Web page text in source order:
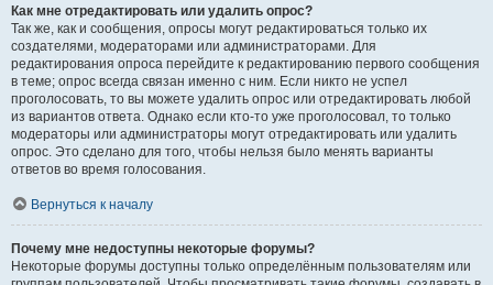
Как мне отредактировать или удалить опрос?
Так же, как и сообщения, опросы могут редактироваться только их
создателями, модераторами или администраторами. Для
редактирования опроса перейдите к редактированию первого сообщения
в теме; опрос всегда связан именно с ним. Если никто не успел
проголосовать, то вы можете удалить опрос или отредактировать любой
из вариантов ответа. Однако если кто-то уже проголосовал, то только
модераторы или администраторы могут отредактировать или удалить
опрос. Это сделано для того, чтобы нельзя было менять варианты
ответов во время голосования.
Вернуться к началу
Почему мне недоступны некоторые форумы?
Некоторые форумы доступны только определённым пользователям или